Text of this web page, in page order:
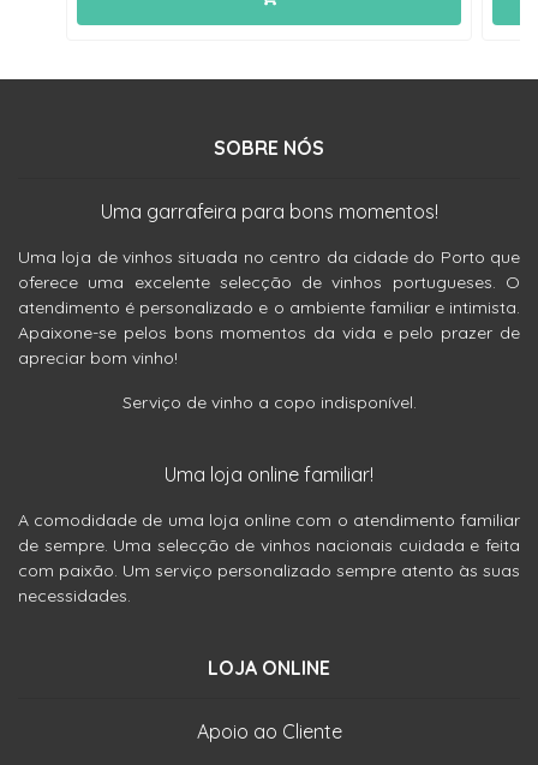
SOBRE NÓS
Uma garrafeira para bons momentos!
Uma loja de vinhos situada no centro da cidade do Porto que
oferece uma excelente selecção de vinhos portugueses. O
atendimento é personalizado e o ambiente familiar e intimista.
Apaixone-se pelos bons momentos da vida e pelo prazer de
apreciar bom vinho!
Serviço de vinho a copo indisponível.
Uma loja online familiar!
A comodidade de uma loja online com o atendimento familiar
de sempre. Uma selecção de vinhos nacionais cuidada e feita
com paixão. Um serviço personalizado sempre atento às suas
necessidades.
LOJA ONLINE
Apoio ao Cliente